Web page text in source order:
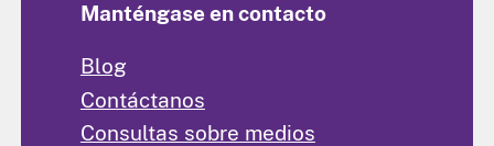
Manténgase en contacto
Blog
Contáctanos
Consultas sobre medios